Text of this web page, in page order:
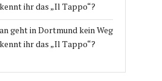
ihr das „Il Tappo“?
geht in Dortmund kein Weg
ihr das „Il Tappo“?